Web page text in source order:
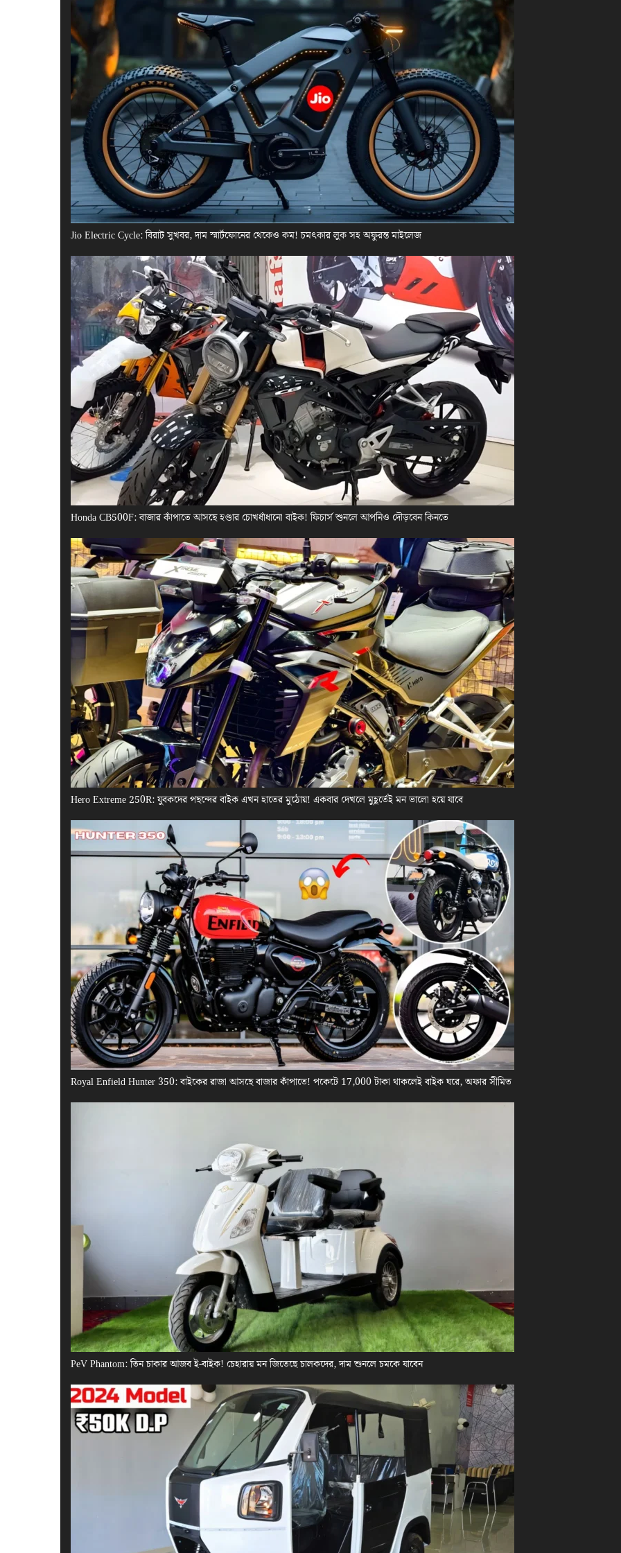
Jio Electric Cycle: বিরাট সুখবর, দাম স্মার্টফোনের থেকেও কম! চমৎকার লুক সহ অফুরন্ত মাইলেজ
Honda CB500F: বাজার কাঁপাতে আসছে হণ্ডার চোখধাঁধানো বাইক! ফিচার্স শুনলে আপনিও দৌড়বেন কিনতে
Hero Extreme 250R: যুবকদের পছন্দের বাইক এখন হাতের মুঠোয়! একবার দেখলে মুহূর্তেই মন ভালো হয়ে যাবে
Royal Enfield Hunter 350: বাইকের রাজা আসছে বাজার কাঁপাতে! পকেটে 17,000 টাকা থাকলেই বাইক ঘরে, অফার সীমিত
PeV Phantom: তিন চাকার আজব ই-বাইক! চেহারায় মন জিতেছে চালকদের, দাম শুনলে চমকে যাবেন